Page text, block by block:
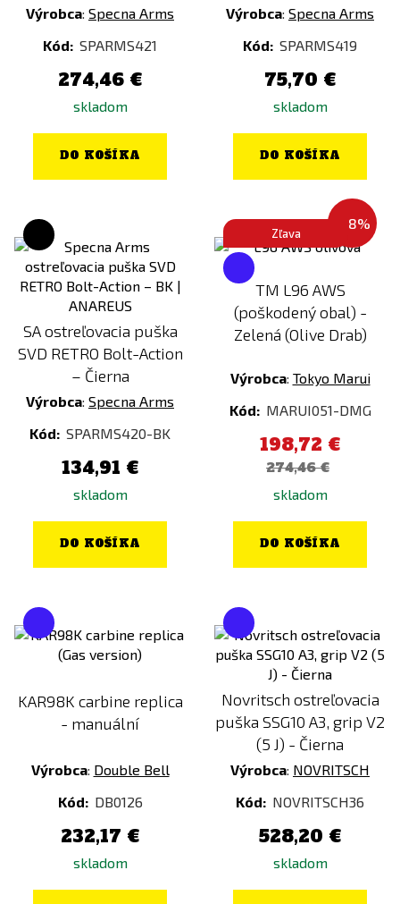
Výrobca: Specna Arms
Kód: SPARMS421
274,46 €
skladom
DO KOŠÍKA
Výrobca: Specna Arms
Kód: SPARMS419
75,70 €
skladom
DO KOŠÍKA
SA ostreľovacia puška
SVD RETRO Bolt-Action
– Čierna
Výrobca: Specna Arms
Kód: SPARMS420-BK
134,91 €
skladom
DO KOŠÍKA
-28%
Zľava
TM L96 AWS
(poškodený obal) -
Zelená (Olive Drab)
Výrobca: Tokyo Marui
Kód: MARUI051-DMG
198,72 €
274,46 €
skladom
DO KOŠÍKA
KAR98K carbine replica
- manuální
Výrobca: Double Bell
Kód: DB0126
232,17 €
skladom
Novritsch ostreľovacia
puška SSG10 A3, grip V2
(5 J) - Čierna
Výrobca: NOVRITSCH
Kód: NOVRITSCH36
528,20 €
skladom